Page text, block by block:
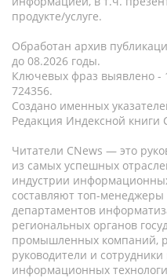
продукте/услуге.
Обработан архив
до 08.2026 годы.
Ключевых фраз выявлено -
724356.
Создано именных
Редакция Индексной книги
Читатели CNews — это
из самых успешных
индустрии
составляют топ-
департаментов
региональных органов
промышленных компаний,
руководители и
информационных